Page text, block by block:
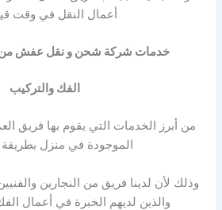
أعمال النقل في وقت
خدمات شركة شحن و نقل عفش من
الفك والتركيب
من أبرز الخدمات التي يقوم بها فريق
الموجودة في منزل بطريقة
وذلك لأن لدينا فريق من النجارين
والذين لديهم الخبرة في أعمال